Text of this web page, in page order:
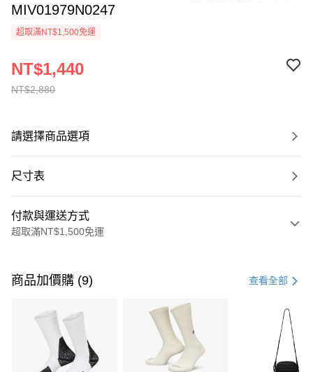
MIV01979N0247
超取滿NT$1,500免運
NT$2,880
NT$1,440
請選擇商品選項
尺寸表
付款與運送方式
超取滿NT$1,500免運
信用卡一次付款
3 期 0 利率 每期 21家銀行
合作金庫商業銀行
第一商業銀行
華南商業銀行
彰化商業銀行
商品加價購 (9) 查看全部